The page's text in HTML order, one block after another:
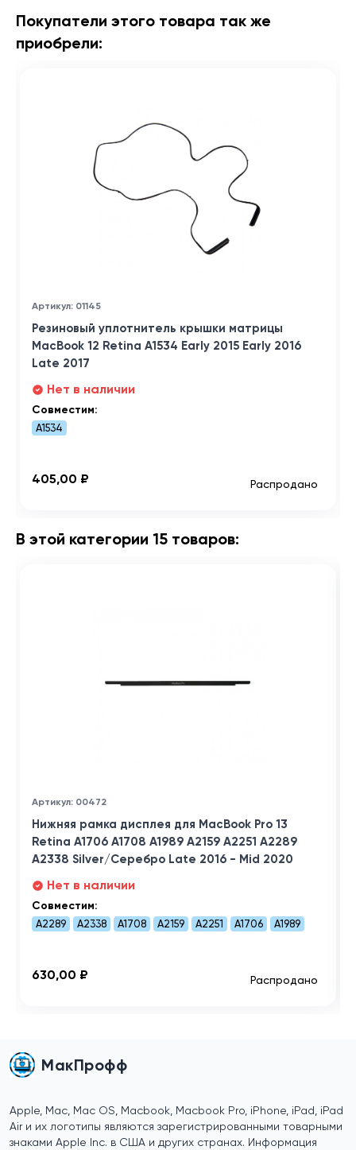
Покупатели этого товара так же
приобрели:
Артикул: 01145
Резиновый уплотнитель крышки матрицы
MacBook 12 Retina A1534 Early 2015 Early 2016
Late 2017
Нет в наличии
Совместим:
A1534
405,00 ₽ Распродано
В этой категории 15 товаров:
Артикул: 00472
Нижняя рамка дисплея для MacBook Pro 13
Retina A1706 A1708 A1989 A2159 A2251 A2289
A2338 Silver/Серебро Late 2016 - Mid 2020
Нет в наличии
Совместим:
A2289 A2338 A1708 A2159 A2251 A1706 A1989
630,00 ₽ Распродано
МакПрофф
Apple, Mac, Mac OS, Macbook, Macbook Pro, iPhone, iPad, iPad
Air и их логотипы являются зарегистрированными товарными
знаками Apple Inc. в США и других странах. Информация